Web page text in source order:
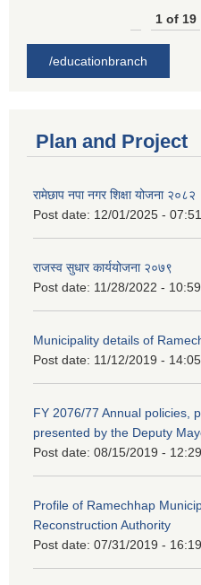
1 of 19
/educationbranch
Plan and Project
रामेछाप नपा नगर शिक्षा योजना २०८२
Post date: 12/01/2025 - 07:51
राजस्व सुधार कार्ययोजना २०७९
Post date: 11/28/2022 - 10:59
Municipality details of
Post date: 11/12/2019 - 14:05
FY 2076/77 Annual policies,
presented by the Deputy
Post date: 08/15/2019 - 12:29
Profile of Ramechhap
Reconstruction Authority
Post date: 07/31/2019 - 16:19